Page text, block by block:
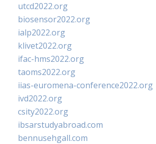
utcd2022.org
biosensor2022.org
ialp2022.org
klivet2022.org
ifac-hms2022.org
taoms2022.org
iias-euromena-conference2022.org
ivd2022.org
csity2022.org
ibsarstudyabroad.com
bennusehgall.com